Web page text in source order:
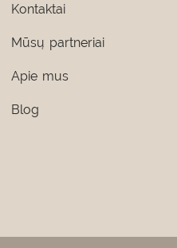
Kontaktai
Mūsų partneriai
Apie mus
Blog